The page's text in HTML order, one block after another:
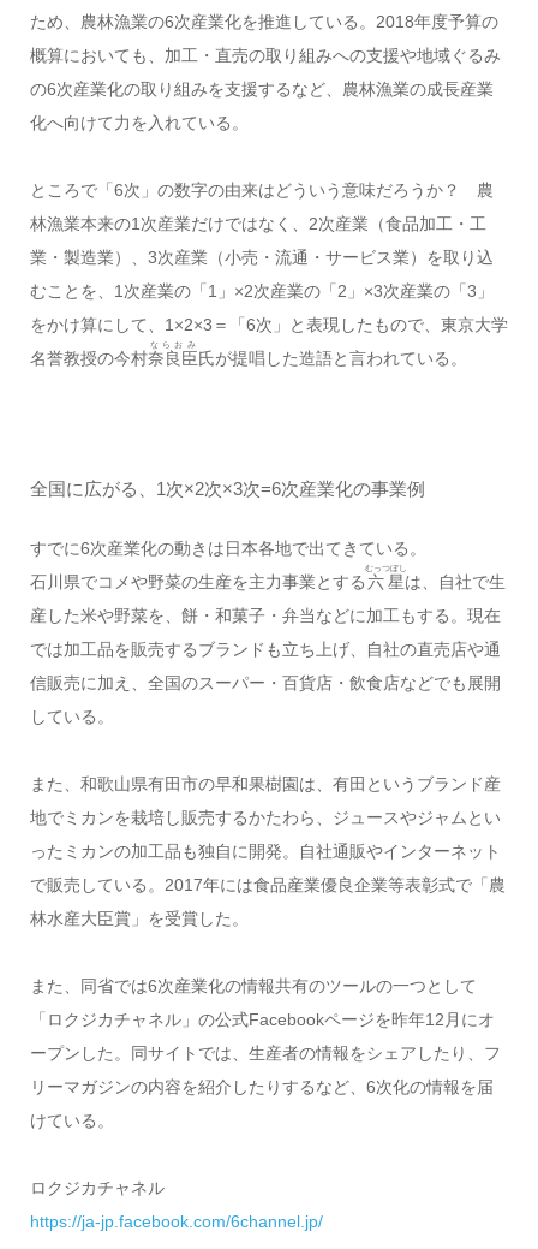
ため、農林漁業の6次産業化を推進している。2018年度予算の
概算においても、加工・直売の取り組みへの支援や地域ぐるみ
の6次産業化の取り組みを支援するなど、農林漁業の成長産業
化へ向けて力を入れている。
ところで「6次」の数字の由来はどういう意味だろうか？ 農
林漁業本来の1次産業だけではなく、2次産業（食品加工・工
業・製造業）、3次産業（小売・流通・サービス業）を取り込
むことを、1次産業の「1」×2次産業の「2」×3次産業の「3」
をかけ算にして、1×2×3＝「6次」と表現したもので、東京大学
名誉教授の今村奈良臣
ならおみ
氏が提唱した造語と言われている。
全国に広がる、1次×2次×3次=6次産業化の事業例
すでに6次産業化の動きは日本各地で出てきている。
石川県でコメや野菜の生産を主力事業とする六星
むっつぼし
は、自社で生
産した米や野菜を、餅・和菓子・弁当などに加工もする。現在
では加工品を販売するブランドも立ち上げ、自社の直売店や通
信販売に加え、全国のスーパー・百貨店・飲食店などでも展開
している。
また、和歌山県有田市の早和果樹園は、有田というブランド産
地でミカンを栽培し販売するかたわら、ジュースやジャムとい
ったミカンの加工品も独自に開発。自社通販やインターネット
で販売している。2017年には食品産業優良企業等表彰式で「農
林水産大臣賞」を受賞した。
また、同省では6次産業化の情報共有のツールの一つとして
「ロクジカチャネル」の公式Facebookページを昨年12月にオ
ープンした。同サイトでは、生産者の情報をシェアしたり、フ
リーマガジンの内容を紹介したりするなど、6次化の情報を届
けている。
ロクジカチャネル
https://ja-jp.facebook.com/6channel.jp/